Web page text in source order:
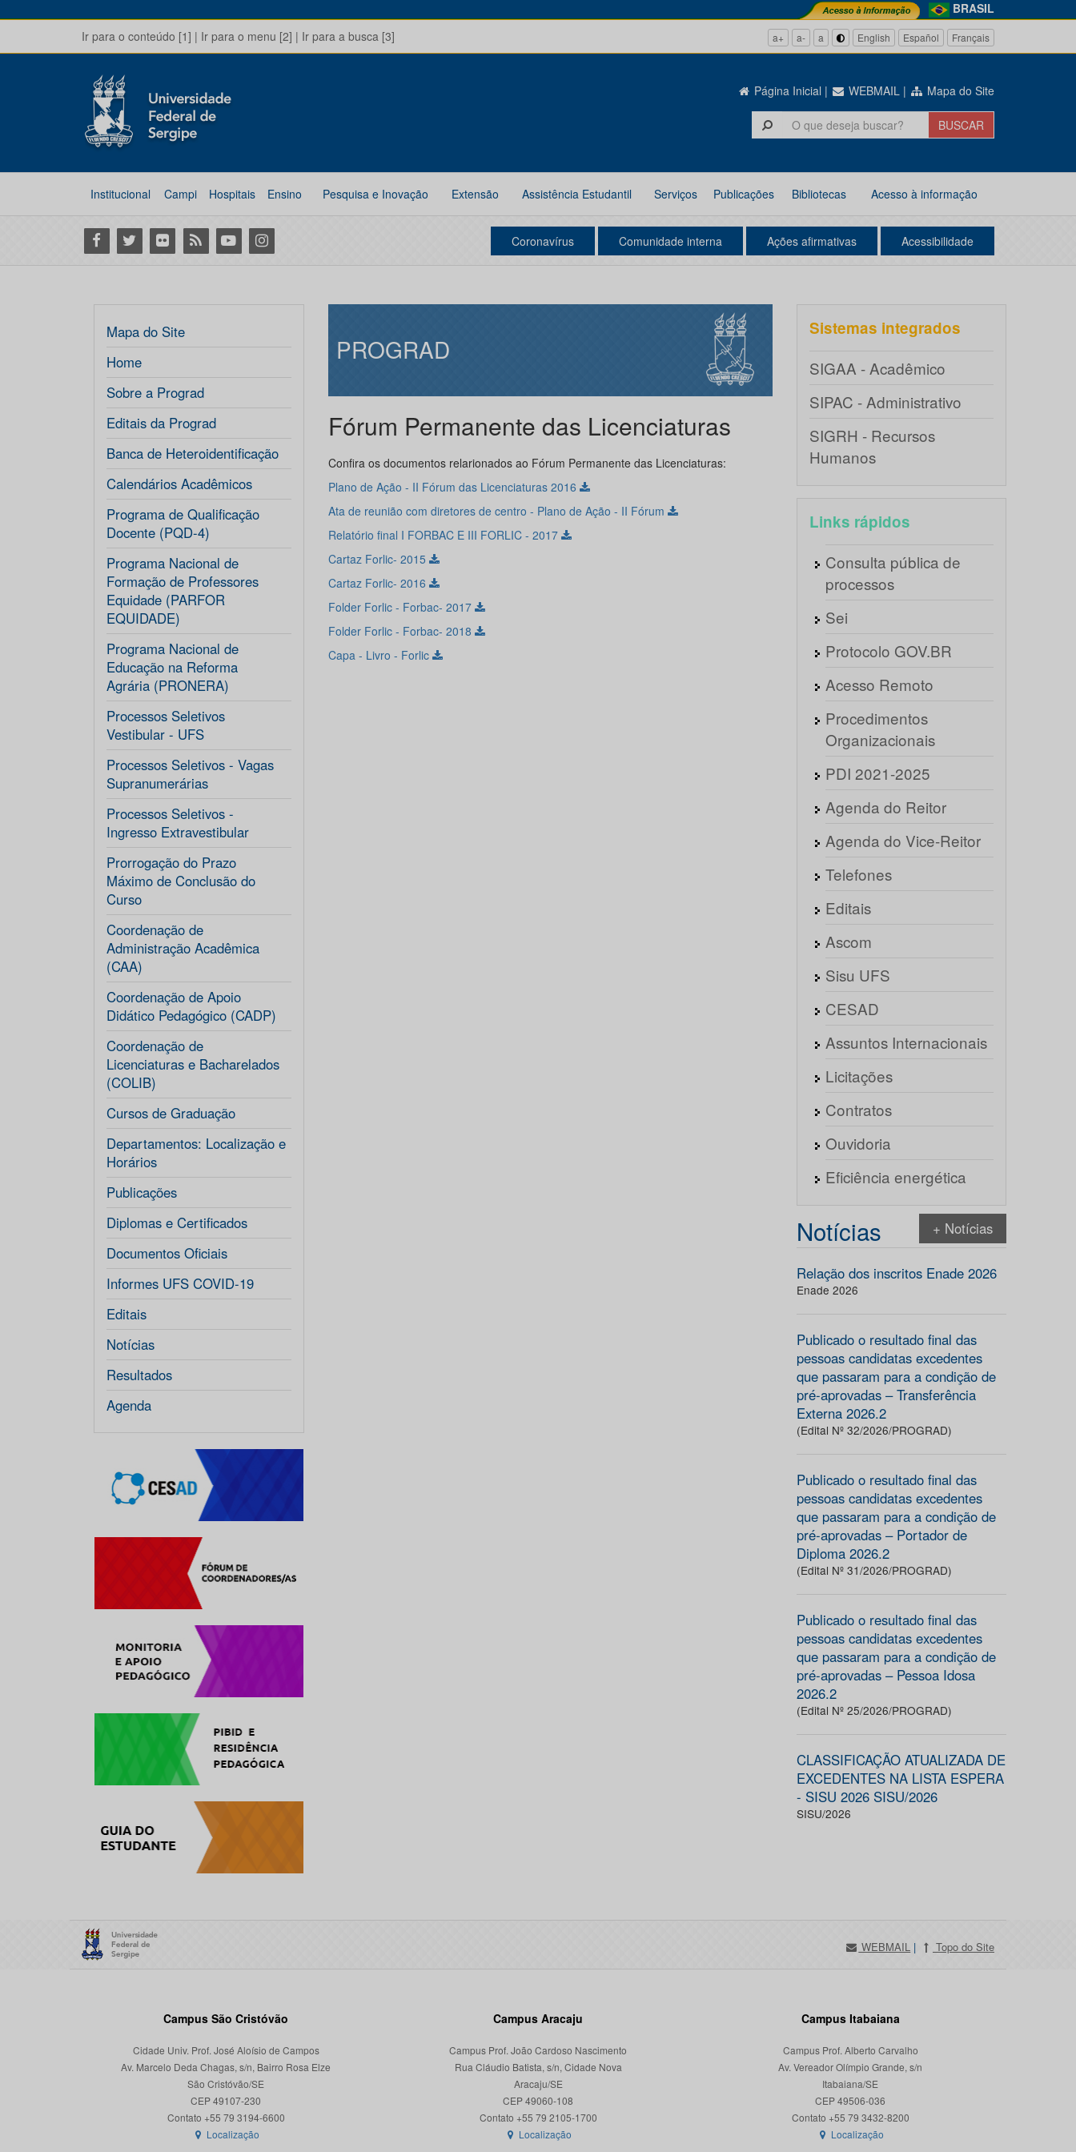
BRASIL
Ir para o conteúdo [1] | Ir para o menu [2] | Ir para a busca [3] a+ a- a English Español Français
Página Inicial | WEBMAIL | Mapa do Site
Institucional Campi Hospitais Ensino Pesquisa e Inovação Extensão Assistência Estudantil Serviços Publicações Bibliotecas Acesso à informação
Facebook
Twitter Flickr RSS YoutubeInstagram Coronavírus Comunidade interna Ações afirmativas Acessibilidade
Mapa do Site
Home
Sobre a Prograd
Editais da Prograd
Banca de Heteroidentificação
Calendários Acadêmicos
Programa de Qualificação
Docente (PQD-4)
Programa Nacional de
Formação de Professores
Equidade (PARFOR
EQUIDADE)
Programa Nacional de
Educação na Reforma
Agrária (PRONERA)
Processos Seletivos
Vestibular - UFS
Processos Seletivos - Vagas
Supranumerárias
Processos Seletivos -
Ingresso Extravestibular
Prorrogação do Prazo
Máximo de Conclusão do
Curso
Coordenação de
Administração Acadêmica
(CAA)
Coordenação de Apoio
Didático Pedagógico (CADP)
Coordenação de
Licenciaturas e Bacharelados
(COLIB)
Cursos de Graduação
Departamentos: Localização e
Horários
Publicações
Diplomas e Certificados
Documentos Oficiais
Informes UFS COVID-19
Editais
Notícias
Resultados
Agenda
PROGRAD
Fórum Permanente das Licenciaturas
Confira os documentos relarionados ao Fórum Permanente das Licenciaturas:
Plano de Ação - II Fórum das Licenciaturas 2016
Ata de reunião com diretores de centro - Plano de Ação - II Fórum
Relatório final I FORBAC E III FORLIC - 2017
Cartaz Forlic- 2015
Cartaz Forlic- 2016
Folder Forlic - Forbac- 2017
Folder Forlic - Forbac- 2018
Capa - Livro - Forlic
Sistemas integrados
SIGAA - Acadêmico
SIPAC - Administrativo
SIGRH - Recursos
Humanos
Links rápidos
Consulta pública de
processos
Sei
Protocolo GOV.BR
Acesso Remoto
Procedimentos
Organizacionais
PDI 2021-2025
Agenda do Reitor
Agenda do Vice-Reitor
Telefones
Editais
Ascom
Sisu UFS
CESAD
Assuntos Internacionais
Licitações
Contratos
Ouvidoria
Eficiência energética
Notícias + Notícias
Relação dos inscritos Enade 2026
Enade 2026
Publicado o resultado final das
pessoas candidatas excedentes
que passaram para a condição de
pré-aprovadas – Transferência
Externa 2026.2
(Edital Nº 32/2026/PROGRAD)
Publicado o resultado final das
pessoas candidatas excedentes
que passaram para a condição de
pré-aprovadas – Portador de
Diploma 2026.2
(Edital Nº 31/2026/PROGRAD)
Publicado o resultado final das
pessoas candidatas excedentes
que passaram para a condição de
pré-aprovadas – Pessoa Idosa
2026.2
(Edital Nº 25/2026/PROGRAD)
CLASSIFICAÇÃO ATUALIZADA DE
EXCEDENTES NA LISTA ESPERA
- SISU 2026 SISU/2026
SISU/2026
WEBMAIL | Topo do Site
Campus São Cristóvão
Cidade Univ. Prof. José Aloísio de Campos
Av. Marcelo Deda Chagas, s/n, Bairro Rosa Elze
São Cristóvão/SE
CEP 49107-230
Localização
Campus Aracaju
Campus Prof. João Cardoso Nascimento
Rua Cláudio Batista, s/n, Cidade Nova
Aracaju/SE
CEP 49060-108
Localização
Campus Itabaiana
Campus Prof. Alberto Carvalho
Av. Vereador Olímpio Grande, s/n
Itabaiana/SE
CEP 49506-036
Localização